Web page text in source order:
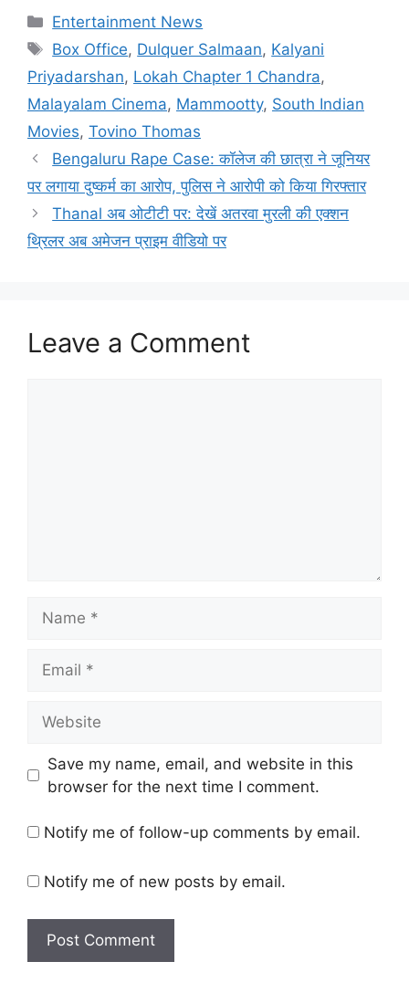
Categories
Entertainment News
Tags
Box Office, Dulquer Salmaan, Kalyani
Priyadarshan, Lokah Chapter 1 Chandra,
Malayalam Cinema, Mammootty, South Indian
Movies, Tovino Thomas
Bengaluru Rape Case: कॉलेज की छात्रा ने जूनियर
पर लगाया दुष्कर्म का आरोप, पुलिस ने आरोपी को किया गिरफ्तार
Thanal अब ओटीटी पर: देखें अतरवा मुरली की एक्शन
थ्रिलर अब अमेजन प्राइम वीडियो पर
Leave a Comment
Save my name, email, and website in this
browser for the next time I comment.
Notify me of follow-up comments by email.
Notify me of new posts by email.